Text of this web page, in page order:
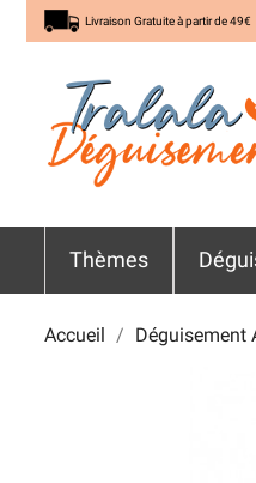
Livraison Gratuite à partir de 49€
Thèmes
Accueil Déguisement